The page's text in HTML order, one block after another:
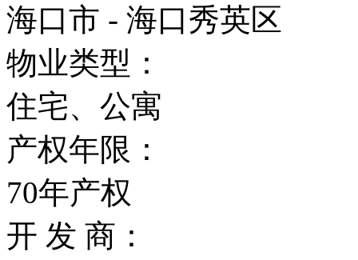
海口市 - 海口秀英区
物业类型：
住宅、公寓
产权年限：
70年产权
开 发 商：